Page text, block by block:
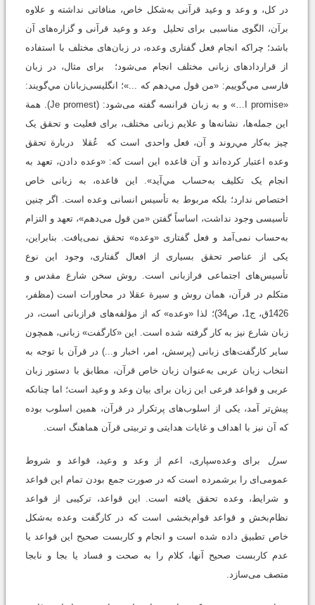
در کل، و وعد و وعید قرآنی به‌شکل خاص، منافاتی نداشته و علاوه
برآن، الگوی مناسبی برای تحلیل وعد و وعید قرآنی و گزاره‌های آن
باشد؛ چراکه انجام فعل گفتاری وعده، در زبان‌های مختلف با استفاده
از قراردادهای زبانی مختلف انجام می‌شود؛ برای مثال، در زبان
فارسی مي‌گويیم: «من قول مي‌دهم که ...»؛ انگلیسی‌زبانان مي‌گویند:
«I promise…» و به زبان فرانسه گفته می‌شود: (Je promest). همة
این جمله‌ها، نشانه‌ها و علايم زبانی مختلف، برای فعلیت و تحقق یک
چیز به‌کار مي‌روند و آن، فعل واحدی است که عُقلا دربارة تحقق
وعده اعتبار کرده‌اند و آن قاعده این است که: «وعده دادن، تعهد به
انجام یک تکلیف به‌حساب مي‌آید». این قاعده، به زبانی خاص
اختصاص ندارد؛ بلکه مربوط به تأسیس انسانی وعده است. اگر چنین
تأسیسی وجود نداشت، اساساً گفتن «من قول می‌دهم»، تعهد و التزام
به‌حساب نمی‌آمد و فعل گفتاری «وعده» تحقق نمی‌یافت. بنابراين،
یکی از عناصر تحقق بسیاری از افعال گفتاری، وجود این نوع
تأسیس‌های اجتماعی فرازبانی است. روش سخن شارع مقدس و
متکلم در قرآن، همان روش و سیرة عقلا در محاورات است (مظفر،
1426ق، ج1، ص34)؛ لذا «وعده» که از مؤلفه‌های فرازبانی است، در
زبان شارع نیز به کار گرفته شده است. این «کارگفت» زبانی، همچون
سایر کارگفت‌های زبانی (پرسش، امر، اخبار و...) در قرآن با توجه به
انتخاب زبان عربی به‌عنوان زبان خاص قرآن، مطابق با دستور زبان
عربی و قواعد فرعی این زبان برای بیان وعد و وعید است؛ اما چنانکه
پیش‌تر آمد، یکی از اسلوب‌های پرتکرار در قرآن، همین اسلوب بوده
که آن نیز با اهداف و غایات هدایتی و تربیتی قرآن هماهنگ است.
سرل
برای وعده‌سپاری، اعم از وعد و وعید، قواعد و شروط
عمومی‌ای را برشمرده است که در صورت جمع بودن تمام این قواعد
و شرایط، وعده تحقق یافته است. این قواعد، ترکیبی از قواعد
نظام‌بخش و قواعد قوام‌بخشی است که در کارگفت وعده به‌شکل
خاص تطبیق داده شده است و انجام و کاربست صحیح این قواعد یا
عدم کاربست صحیح آنها، کلام را به صحت و فساد یا بجا و نابجا
متصف می‌سازد.